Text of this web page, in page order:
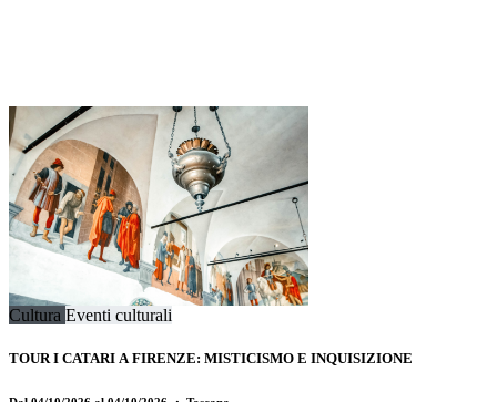
Cultura Eventi culturali
TOUR I CATARI A FIRENZE: MISTICISMO E INQUISIZIONE